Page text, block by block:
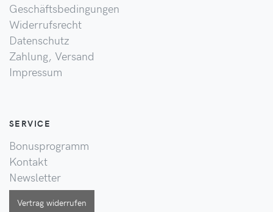
Geschäftsbedingungen
Widerrufsrecht
Datenschutz
Zahlung, Versand
Impressum
SERVICE
Bonusprogramm
Kontakt
Newsletter
Vertrag widerrufen